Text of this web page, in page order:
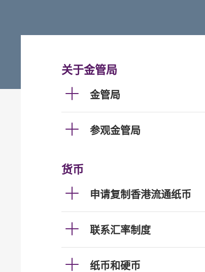
关于金管局
金管局
参观金管局
货币
申请复制香港流通纸币
联系汇率制度
纸币和硬币